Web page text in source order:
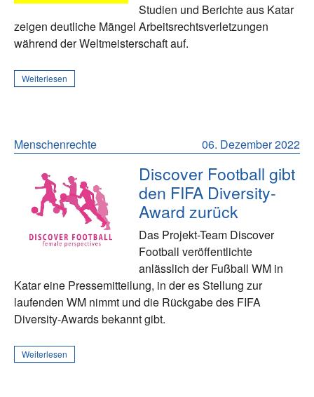
Studien und Berichte aus Katar
zeigen deutliche Mängel Arbeitsrechtsverletzungen
während der Weltmeisterschaft auf.
Weiterlesen
06. Dezember 2022
Menschenrechte
Discover Football gibt
den FIFA Diversity-
Award zurück
Das Projekt-Team Discover
Football veröffentlichte
anlässlich der Fußball WM in
Katar eine Pressemitteilung, in der es Stellung zur
laufenden WM nimmt und die Rückgabe des FIFA
Diversity-Awards bekannt gibt.
Weiterlesen